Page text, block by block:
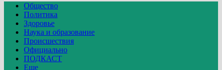
Общество
Политика
Здоровье
Наука и образование
Происшествия
Официально
ПОДКАСТ
Еще